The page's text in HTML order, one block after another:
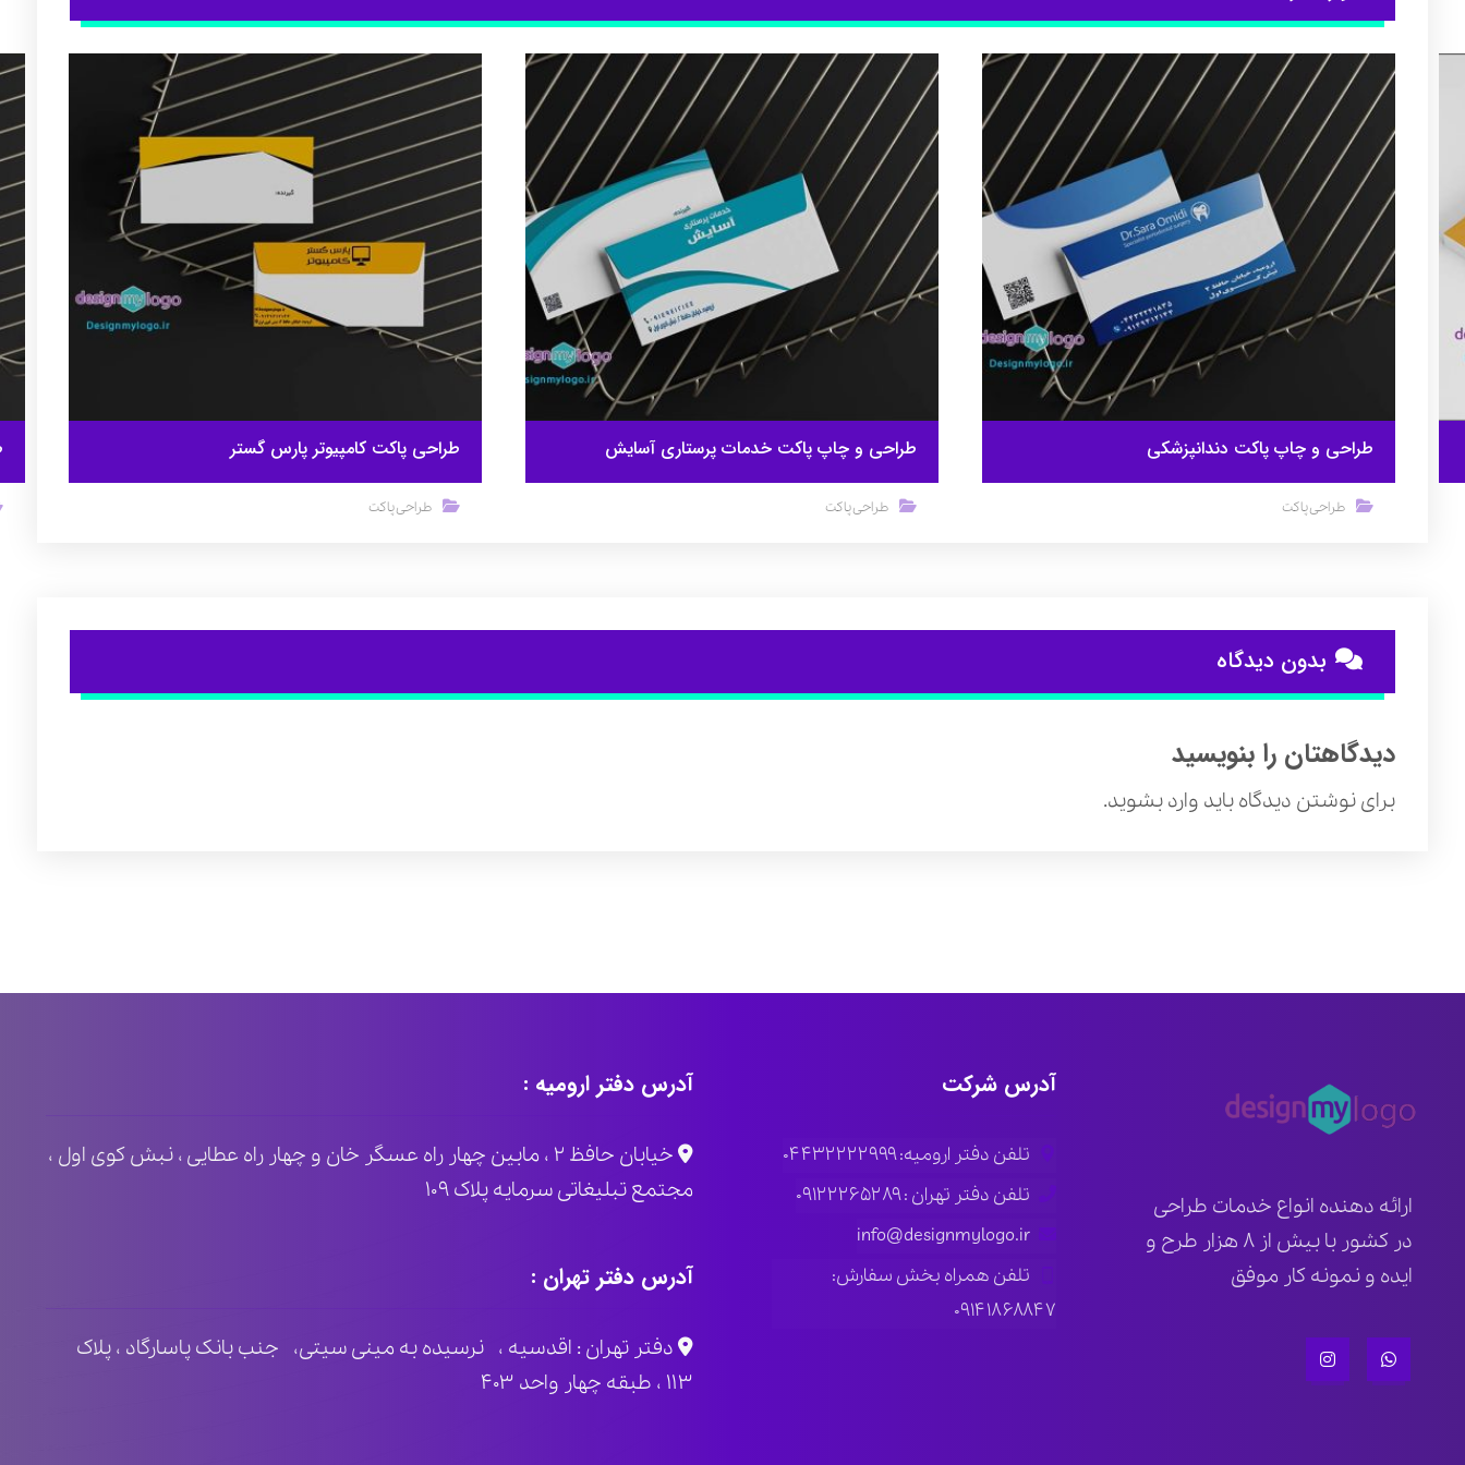
طراحی و چاپ پاکت دندانپزشکی
طراحی پاکت
طراحی و چاپ پاکت خدمات پرستاری آسایش
طراحی پاکت
طراحی پاکت کامپیوتر پارس گستر
طراحی پاکت
بدون دیدگاه
دیدگاهتان را بنویسید
برای نوشتن دیدگاه باید وارد بشوید.
ارائه دهنده انواع خدمات طراحی
در کشور با بیش از ۸ هزار طرح و
ایده و نمونه کار موفق
آدرس شرکت
تلفن دفتر ارومیه: ۰۴۴۳۲۲۲۲۹۹۹
تلفن دفتر تهران : ۰۹۱۲۲۲۶۵۲۸۹
info@designmylogo.ir
تلفن همراه بخش سفارش:
۰۹۱۴۱۸۶۸۸۴۷
آدرس دفتر ارومیه :
خیابان حافظ ۲ ، مابین چهار راه عسگر خان و چهار راه عطایی ، نبش کوی اول ،
مجتمع تبلیغاتی سرمایه پلاک ۱۰۹
آدرس دفتر تهران :
دفتر تهران : اقدسیه ، نرسیده به مینی سیتی، جنب بانک پاسارگاد ، پلاک
۱۱۳ ، طبقه چهار واحد ۴۰۳